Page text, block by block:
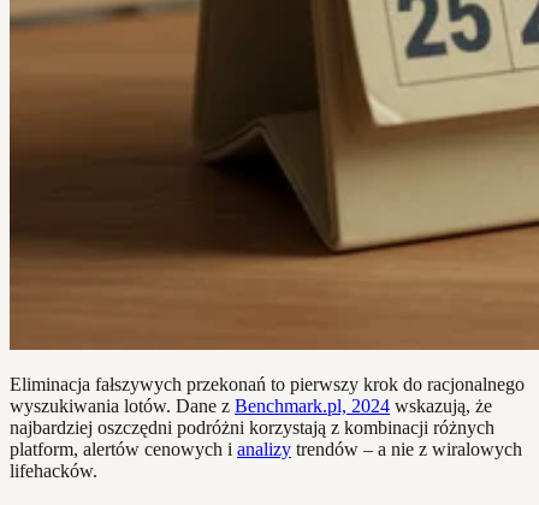
Eliminacja fałszywych przekonań to pierwszy krok do racjonalnego
wyszukiwania lotów. Dane z Benchmark.pl, 2024 wskazują, że
najbardziej oszczędni podróżni korzystają z kombinacji różnych
platform, alertów cenowych i analizy trendów – a nie z wiralowych
lifehacków.